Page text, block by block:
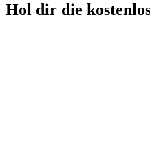
Hol dir die